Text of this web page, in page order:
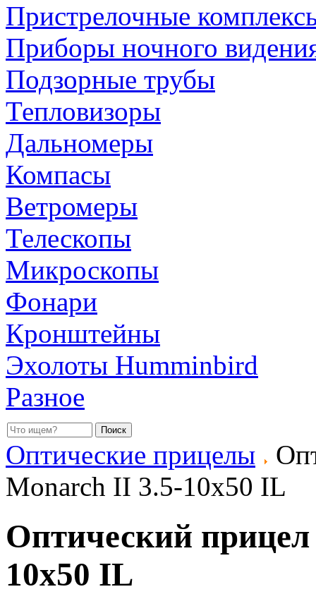
Пристрелочные
Приборы ночного
Подзорные трубы
Тепловизоры
Дальномеры
Компасы
Ветромеры
Телескопы
Микроскопы
Фонари
Кронштейны
Эхолоты Humminbird
Разное
Оптические прицелы
Monarch II 3.5-10x50 IL
Оптический
10x50 IL